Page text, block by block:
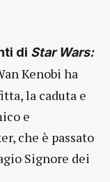
di Star Wars:
Kenobi ha
la caduta e
e
che è passato
Signore dei